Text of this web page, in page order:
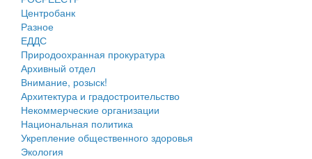
Городское поселение
Сельские поселения
Центробанк
Разное
ЕДДС
Природоохранная прокуратура
Архивный отдел
Внимание, розыск!
Архитектура и градостроительство
Некоммерческие организации
Национальная политика
Укрепление общественного здоровья
Экология